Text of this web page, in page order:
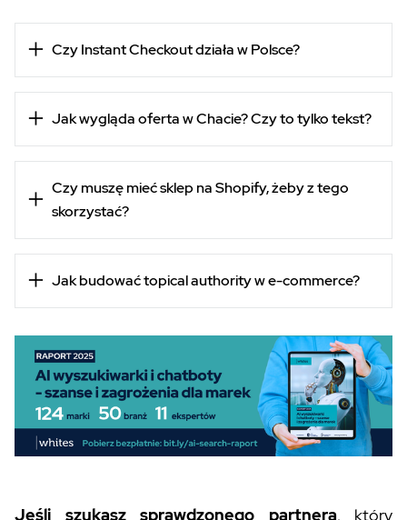
Czy Instant Checkout działa w Polsce?
Jak wygląda oferta w Chacie? Czy to tylko tekst?
Czy muszę mieć sklep na Shopify, żeby z tego
skorzystać?
Jak budować topical authority w e-commerce?
Jeśli szukasz sprawdzonego partnera, który